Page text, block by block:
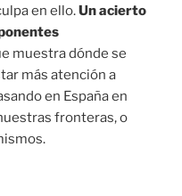
en ello.Un acierto
muestra dónde se
más atención a
en España en
fronteras, o